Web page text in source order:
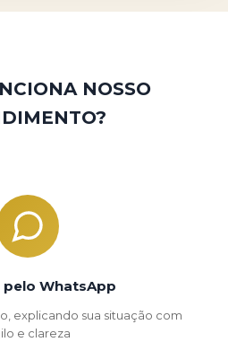
NOSSO
WhatsApp
explicando sua situação com
e clareza